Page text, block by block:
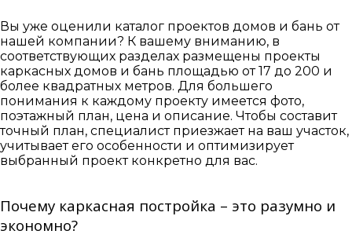
Вы уже оценили каталог проектов домов и бань от
нашей компании? К вашему вниманию, в
соответствующих разделах размещены проекты
каркасных домов и бань площадью от 17 до 200 и
более квадратных метров. Для большего
понимания к каждому проекту имеется фото,
поэтажный план, цена и описание. Чтобы составит
точный план, специалист приезжает на ваш участок,
учитывает его особенности и оптимизирует
выбранный проект конкретно для вас.
Почему каркасная постройка – это разумно и
экономно?